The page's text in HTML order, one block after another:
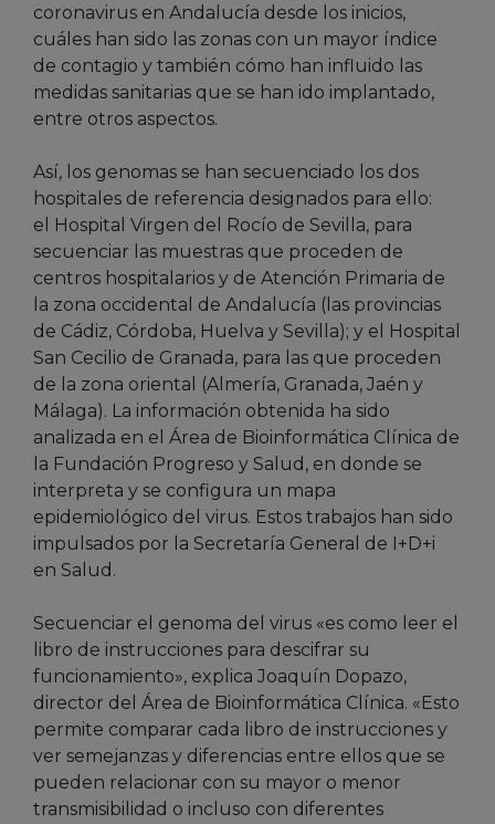
coronavirus en Andalucía desde los inicios,
cuáles han sido las zonas con un mayor índice
de contagio y también cómo han influido las
medidas sanitarias que se han ido implantado,
entre otros aspectos.
Así, los genomas se han secuenciado los dos
hospitales de referencia designados para ello:
el Hospital Virgen del Rocío de Sevilla, para
secuenciar las muestras que proceden de
centros hospitalarios y de Atención Primaria de
la zona occidental de Andalucía (las provincias
de Cádiz, Córdoba, Huelva y Sevilla); y el Hospital
San Cecilio de Granada, para las que proceden
de la zona oriental (Almería, Granada, Jaén y
Málaga). La información obtenida ha sido
analizada en el Área de Bioinformática Clínica de
la Fundación Progreso y Salud, en donde se
interpreta y se configura un mapa
epidemiológico del virus. Estos trabajos han sido
impulsados por la Secretaría General de I+D+i
en Salud.
Secuenciar el genoma del virus «es como leer el
libro de instrucciones para descifrar su
funcionamiento», explica Joaquín Dopazo,
director del Área de Bioinformática Clínica. «Esto
permite comparar cada libro de instrucciones y
ver semejanzas y diferencias entre ellos que se
pueden relacionar con su mayor o menor
transmisibilidad o incluso con diferentes